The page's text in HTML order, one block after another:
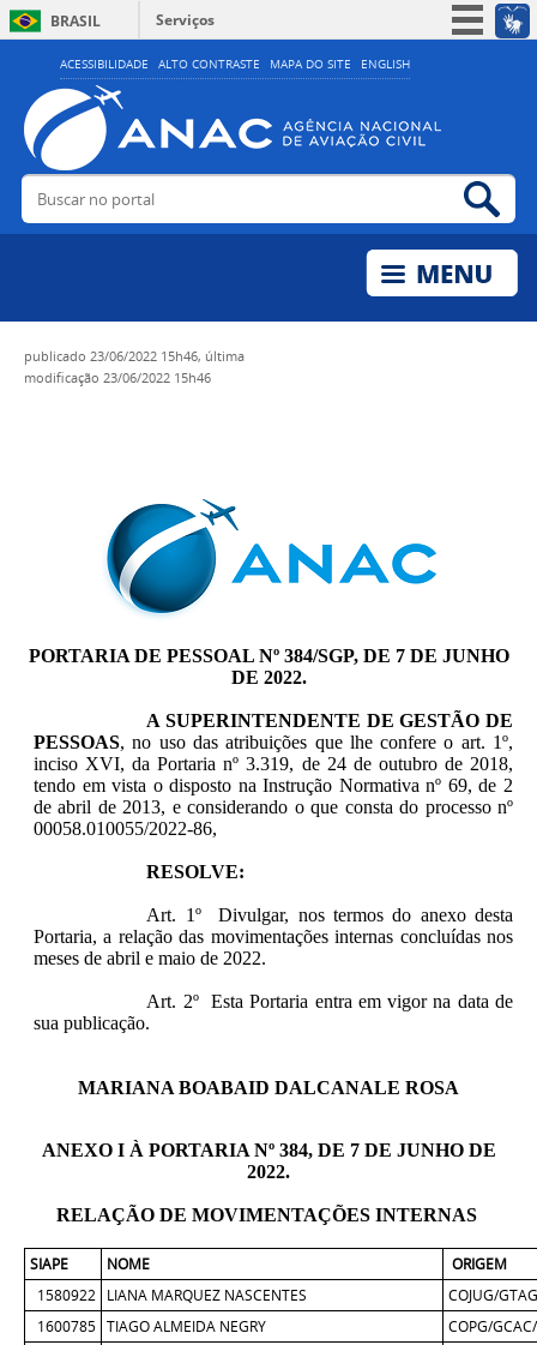
ACESSIBILIDADE ALTO CONTRASTE MAPA DO SITE ENGLISH
BRASIL
Serviços
Simplifique!
Acesso à informação
Legislação
Buscar no portal
publicado 23/06/2022 15h46, última
modificação 23/06/2022 15h46
PORTARIA DE PESSOAL Nº 384/SGP, DE 7 DE JUNHO
DE 2022.
A SUPERINTENDENTE DE GESTÃO DE
PESSOAS, no uso das atribuições que lhe confere o art. 1º,
inciso XVI, da Portaria nº 3.319, de 24 de outubro de 2018,
tendo em vista o disposto na Instrução Normativa nº 69, de 2
de abril de 2013, e considerando o que consta do processo nº
00058.010055/2022-86,
RESOLVE:
Art. 1º Divulgar, nos termos do anexo desta
Portaria, a relação das movimentações internas concluídas nos
meses de abril e maio de 2022.
Art. 2º Esta Portaria entra em vigor na data de
sua publicação.
MARIANA BOABAID DALCANALE ROSA
ANEXO I À PORTARIA Nº 384, DE 7 DE JUNHO DE
2022.
RELAÇÃO DE MOVIMENTAÇÕES INTERNAS
SIAPE NOME
ORIGEM
1580922 LIANA MARQUEZ NASCENTES
COJUG/
1600785 TIAGO ALMEIDA NEGRY
COPG/GCAC/